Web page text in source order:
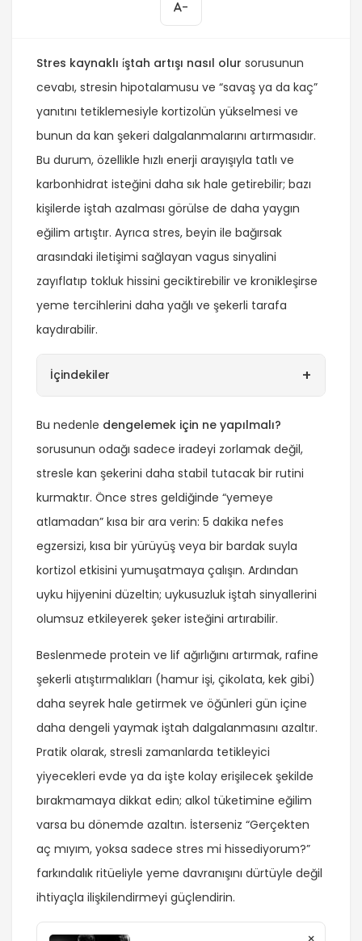
-
Stres kaynaklı i̇ştah artışı nasıl olur sorusunun
cevabı, stresin hipotalamusu ve “savaş ya da kaç”
yanıtını tetiklemesiyle kortizolün yükselmesi ve
bunun da kan şekeri dalgalanmalarını artırmasıdır.
Bu durum, özellikle hızlı enerji arayışıyla tatlı ve
karbonhidrat isteğini daha sık hale getirebilir; bazı
kişilerde iştah azalması görülse de daha yaygın
eğilim artıştır. Ayrıca stres, beyin ile bağırsak
arasındaki iletişimi sağlayan vagus sinyalini
zayıflatıp tokluk hissini geciktirebilir ve kronikleşirse
yeme tercihlerini daha yağlı ve şekerli tarafa
kaydırabilir.
İçindekiler +
Bu nedenle dengelemek için ne yapılmalı?
sorusunun odağı sadece iradeyi zorlamak değil,
stresle kan şekerini daha stabil tutacak bir rutini
kurmaktır. Önce stres geldiğinde “yemeye
atlamadan” kısa bir ara verin: 5 dakika nefes
egzersizi, kısa bir yürüyüş veya bir bardak suyla
kortizol etkisini yumuşatmaya çalışın. Ardından
uyku hijyenini düzeltin; uykusuzluk iştah sinyallerini
olumsuz etkileyerek şeker isteğini artırabilir.
Beslenmede protein ve lif ağırlığını artırmak, rafine
şekerli atıştırmalıkları (hamur işi, çikolata, kek gibi)
daha seyrek hale getirmek ve öğünleri gün içine
daha dengeli yaymak iştah dalgalanmasını azaltır.
Pratik olarak, stresli zamanlarda tetikleyici
yiyecekleri evde ya da işte kolay erişilecek şekilde
bırakmamaya dikkat edin; alkol tüketimine eğilim
varsa bu dönemde azaltın. İsterseniz “Gerçekten
aç mıyım, yoksa sadece stres mi hissediyorum?”
farkındalık ritüeliyle yeme davranışını dürtüyle değil
ihtiyaçla ilişkilendirmeyi güçlendirin.